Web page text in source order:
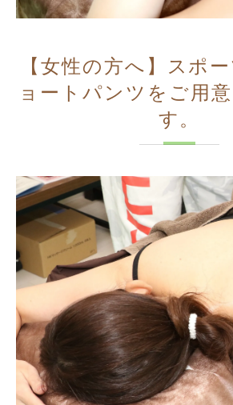
【女性の方へ】スポ
ョートパンツをご用
す。